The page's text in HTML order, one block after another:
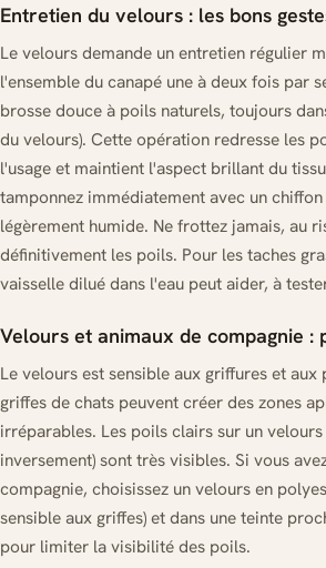
Entretien du velours : les bons
Le velours demande un entretien régulier
l'ensemble du canapé une à deux fois par
brosse douce à poils naturels, toujours
du velours). Cette opération redresse les
l'usage et maintient l'aspect brillant du
tamponnez immédiatement avec un
légèrement humide. Ne frottez jamais, au
définitivement les poils. Pour les taches
vaisselle dilué dans l'eau peut aider, à
Velours et animaux de compagnie :
Le velours est sensible aux griffures et aux
griffes de chats peuvent créer des zones
irréparables. Les poils clairs sur un
inversement) sont très visibles. Si vous
compagnie, choisissez un velours en
sensible aux griffes) et dans une teinte
pour limiter la visibilité des poils.